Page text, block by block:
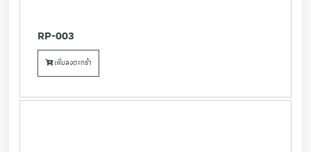
RP-003
เพิ่มลงตะกร้า